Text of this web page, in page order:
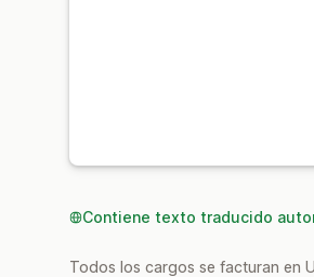
Contiene texto traducido
Todos los cargos se facturan en